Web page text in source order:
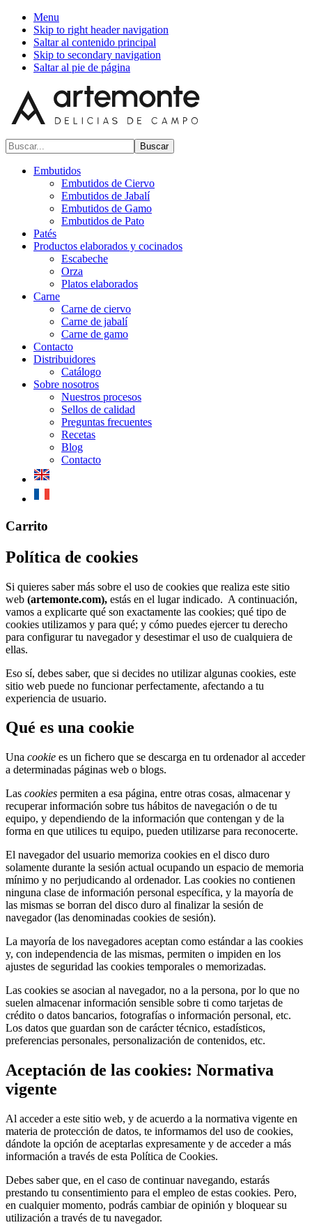
Menu
Skip to right header navigation
Saltar al contenido principal
Skip to secondary navigation
Saltar al pie de página
Buscar...
Embutidos
Embutidos de Ciervo
Embutidos de Jabalí
Embutidos de Gamo
Embutidos de Pato
Patés
Productos elaborados y cocinados
Escabeche
Orza
Platos elaborados
Carne
Carne de ciervo
Carne de jabalí
Carne de gamo
Contacto
Distribuidores
Catálogo
Sobre nosotros
Nuestros procesos
Sellos de calidad
Preguntas frecuentes
Recetas
Blog
Contacto
Mobile
Carrito
Política de cookies
Si quieres saber más sobre el uso de cookies que realiza este sitio
web (artemonte.com), estás en el lugar indicado. A continuación,
vamos a explicarte qué son exactamente las cookies; qué tipo de
cookies utilizamos y para qué; y cómo puedes ejercer tu derecho
para configurar tu navegador y desestimar el uso de cualquiera de
ellas.
Eso sí, debes saber, que si decides no utilizar algunas cookies, este
sitio web puede no funcionar perfectamente, afectando a tu
experiencia de usuario.
Qué es una cookie
Una cookie es un fichero que se descarga en tu ordenador al acceder
a determinadas páginas web o blogs.
Las cookies permiten a esa página, entre otras cosas, almacenar y
recuperar información sobre tus hábitos de navegación o de tu
equipo, y dependiendo de la información que contengan y de la
forma en que utilices tu equipo, pueden utilizarse para reconocerte.
El navegador del usuario memoriza cookies en el disco duro
solamente durante la sesión actual ocupando un espacio de memoria
mínimo y no perjudicando al ordenador. Las cookies no contienen
ninguna clase de información personal específica, y la mayoría de
las mismas se borran del disco duro al finalizar la sesión de
navegador (las denominadas cookies de sesión).
La mayoría de los navegadores aceptan como estándar a las cookies
y, con independencia de las mismas, permiten o impiden en los
ajustes de seguridad las cookies temporales o memorizadas.
Las cookies se asocian al navegador, no a la persona, por lo que no
suelen almacenar información sensible sobre ti como tarjetas de
crédito o datos bancarios, fotografías o información personal, etc.
Los datos que guardan son de carácter técnico, estadísticos,
preferencias personales, personalización de contenidos, etc.
Aceptación de las cookies: Normativa
vigente
Al acceder a este sitio web, y de acuerdo a la normativa vigente en
materia de protección de datos, te informamos del uso de cookies,
dándote la opción de aceptarlas expresamente y de acceder a más
información a través de esta Política de Cookies.
Debes saber que, en el caso de continuar navegando, estarás
prestando tu consentimiento para el empleo de estas cookies. Pero,
en cualquier momento, podrás cambiar de opinión y bloquear su
utilización a través de tu navegador.